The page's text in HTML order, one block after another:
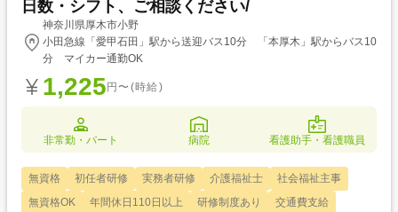
日数・シフト、ご相談ください/
神奈川県厚木市小野
小田急線「愛甲石田」駅から送迎バス10分 「本厚木」駅からバス10
分 マイカー通勤OK
1,225 円〜(時給)
非常勤・パート 病院 看護助手・看護職員
無資格 初任者研修 実務者研修 介護福祉士
社会福祉主事
無資格OK
年間休日110日以上 研修制度あり
交通費支給